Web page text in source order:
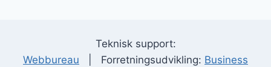
Teknisk support:
Webbureau | Forretningsudvikling: Business